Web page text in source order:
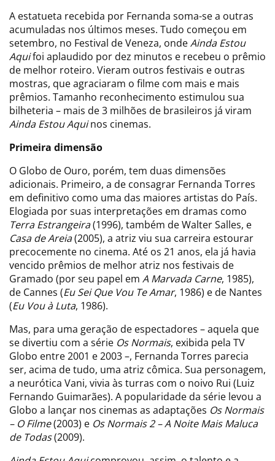
A estatueta recebida por Fernanda soma-se a outras
acumuladas nos últimos meses. Tudo começou em
setembro, no Festival de Veneza, ondeAinda Estou
Aquifoi aplaudido por dez minutos e recebeu o prêmio
de melhor roteiro. Vieram outros festivais e outras
mostras, que agraciaram o filme com mais e mais
prêmios. Tamanho reconhecimento estimulou sua
bilheteria – mais de 3 milhões de brasileiros já viram
Ainda Estou Aquinos cinemas.
Primeira dimensão
O Globo de Ouro, porém, tem duas dimensões
adicionais. Primeiro, a de consagrar Fernanda Torres
em definitivo como uma das maiores artistas do País.
Elogiada por suas interpretações em dramas como
Terra Estrangeira(1996), também de Walter Salles, e
Casa de Areia(2005), a atriz viu sua carreira estourar
precocemente no cinema. Até os 21 anos, ela já havia
vencido prêmios de melhor atriz nos festivais de
Gramado (por seu papel em A Marvada Carne, 1985),
de Cannes (Eu Sei Que Vou Te Amar, 1986) e de Nantes
(Eu Vou à Luta, 1986).
Mas, para uma geração de espectadores – aquela que
se divertiu com a série Os Normais, exibida pela TV
Globo entre 2001 e 2003 –, Fernanda Torres parecia
ser, acima de tudo, uma atriz cômica. Sua personagem,
a neurótica Vani, vivia às turras com o noivo Rui (Luiz
Fernando Guimarães). A popularidade da série levou a
Globo a lançar nos cinemas as adaptações Os Normais
– O Filme(2003) e Os Normais 2 – A Noite Mais Maluca
de Todas(2009).